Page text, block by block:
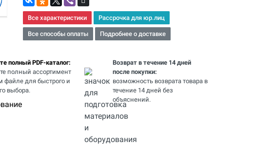
Все характеристики Рассрочка для юр.лиц
Все способы оплаты Подробнее о доставке
полный PDF-каталог:
полный ассортимент
файле для быстрого и
выбора.
Возврат в течение 14 дней
после покупки:
возможность возврата товара в
течение 14 дней без
объяснений.